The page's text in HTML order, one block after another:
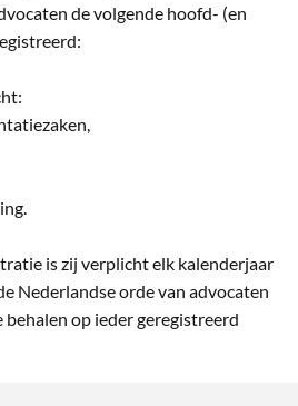
de volgende hoofd- (en
is zij verplicht elk kalenderjaar
Nederlandse orde van advocaten
op ieder geregistreerd